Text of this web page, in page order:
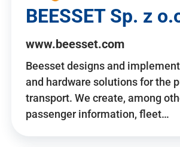
BEESSET Sp. z
www.beesset.com
Beesset designs and
and hardware solutions for the
transport. We create, among
passenger information, fleet…